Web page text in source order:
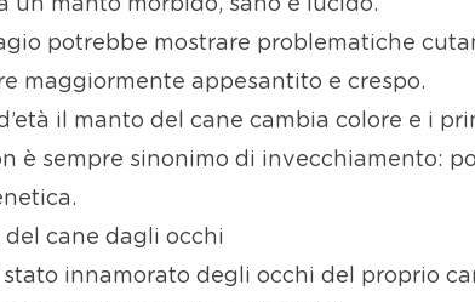
un manto morbido, sano e lucido.
potrebbe mostrare problematiche
maggiormente appesantito e crespo.
il manto del cane cambia colore e i
è sempre sinonimo di invecchiamento:
del cane dagli occhi
innamorato degli occhi del proprio